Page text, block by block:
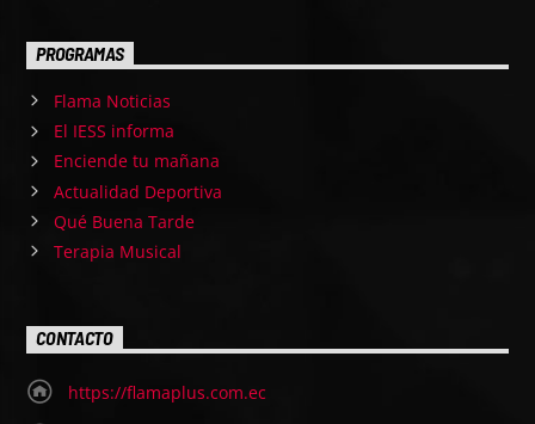
PROGRAMAS
Flama Noticias
El IESS informa
Enciende tu mañana
Actualidad Deportiva
Qué Buena Tarde
Terapia Musical
CONTACTO
https://flamaplus.com.ec